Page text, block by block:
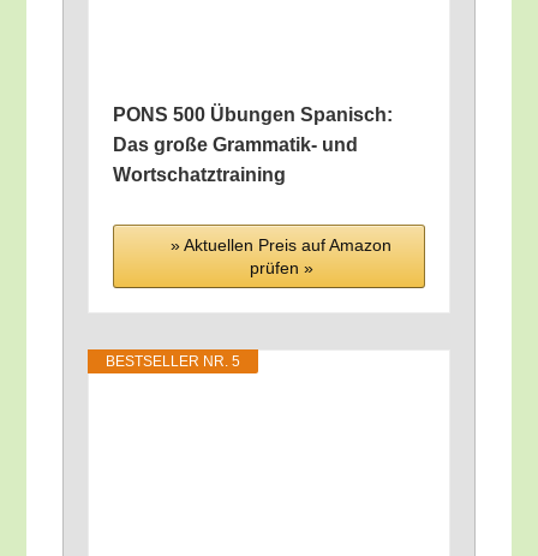
PONS 500 Übun­gen Spa­nisch:
Das gro­ße Gram­ma­tik- und
Wortschatztraining
» Aktu­el­len Preis auf Ama­zon
prü­fen »
BEST­SEL­LER NR. 5